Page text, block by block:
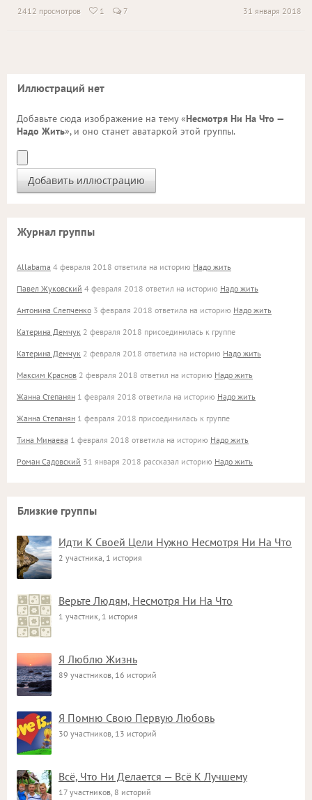
31 января 2018
2412 просмотров  1 7
Иллюстраций нет
Добавьте сюда изображение на тему «Несмотря Ни На Что —
Надо Жить», и оно станет аватаркой этой группы.
Журнал группы
Allabama 4 февраля 2018 ответила на историю Надо жить
Павел Жуковский 4 февраля 2018 ответил на историю Надо жить
Антонина Слепченко 3 февраля 2018 ответила на историю Надо жить
Катерина Демчук 2 февраля 2018 присоединилась к группе
Катерина Демчук 2 февраля 2018 ответила на историю Надо жить
Максим Краснов 2 февраля 2018 ответил на историю Надо жить
Жанна Степанян 1 февраля 2018 ответила на историю Надо жить
Жанна Степанян 1 февраля 2018 присоединилась к группе
Тина Минаева 1 февраля 2018 ответила на историю Надо жить
Роман Садовский 31 января 2018 рассказал историю Надо жить
Близкие группы
Идти К Своей Цели Нужно Несмотря Ни На Что
2 участника, 1 история
Верьте Людям, Несмотря Ни На Что
1 участник, 1 история
Я Люблю Жизнь
89 участников, 16 историй
Я Помню Свою Первую Любовь
30 участников, 13 историй
Всё, Что Ни Делается — Всё К Лучшему
17 участников, 8 историй